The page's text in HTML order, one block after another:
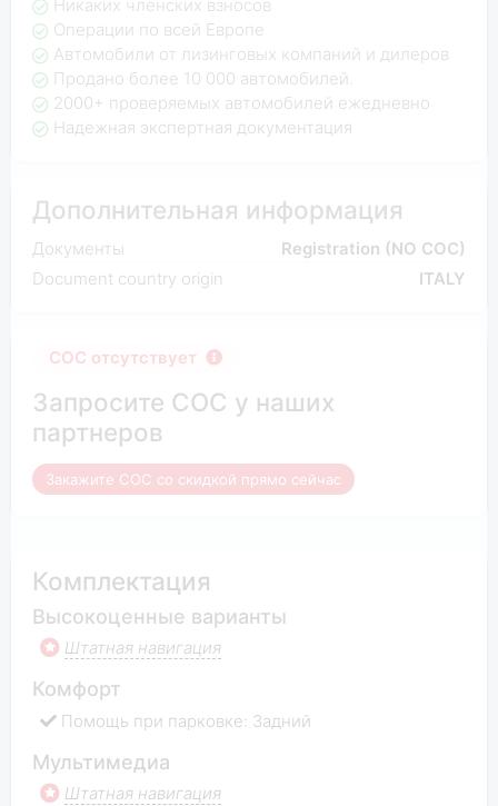
Никаких членских взносов
Операции по всей Европе
Автомобили от лизинговых компаний и дилеров
Продано более 10 000 автомобилей.
2000+ проверяемых автомобилей ежедневно
Надежная экспертная документация
Дополнительная информация
Документы
Registration (NO COC)
Document country origin
ITALY
COC отсутствует
Запросите COC у наших
партнеров
Закажите COC со скидкой прямо сейчас
Комплектация
Высокоценные варианты
Штатная навигация
Комфорт
Помощь при парковке: Задний
Мультимедиа
Штатная навигация